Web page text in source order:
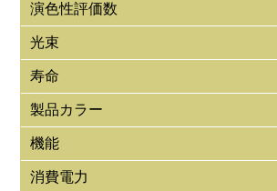
演色性評価数
光束
寿命
製品カラー
機能
消費電力